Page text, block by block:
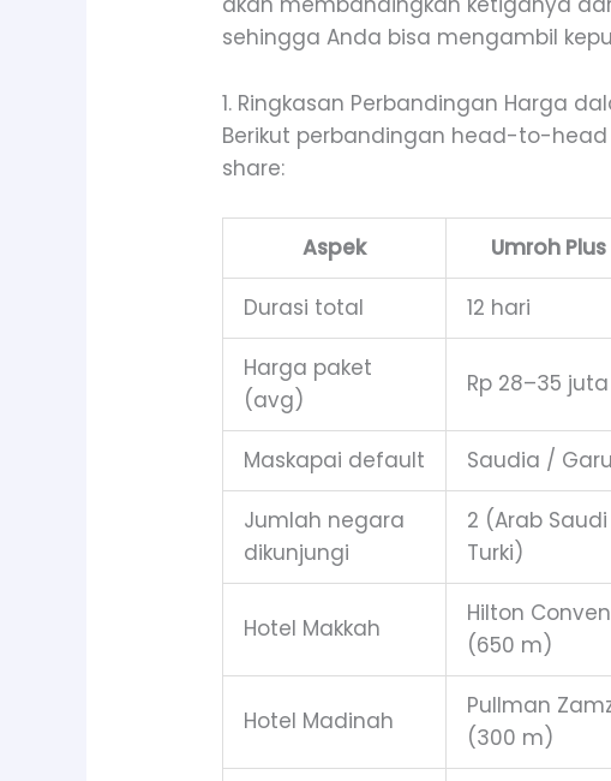
sehingga Anda bisa mengambil
1. Ringkasan Perbandingan Harga
Berikut perbandingan head-to-head
share:
Aspek Umroh Plus
Durasi total 12 hari
Harga paket
(avg)
Rp 28–35 juta
Maskapai default Saudia /
Jumlah negara
dikunjungi
2 (Arab
Turki)
Hotel Makkah
Hilton
(650 m)
Hotel Madinah
Pullman
(300 m)